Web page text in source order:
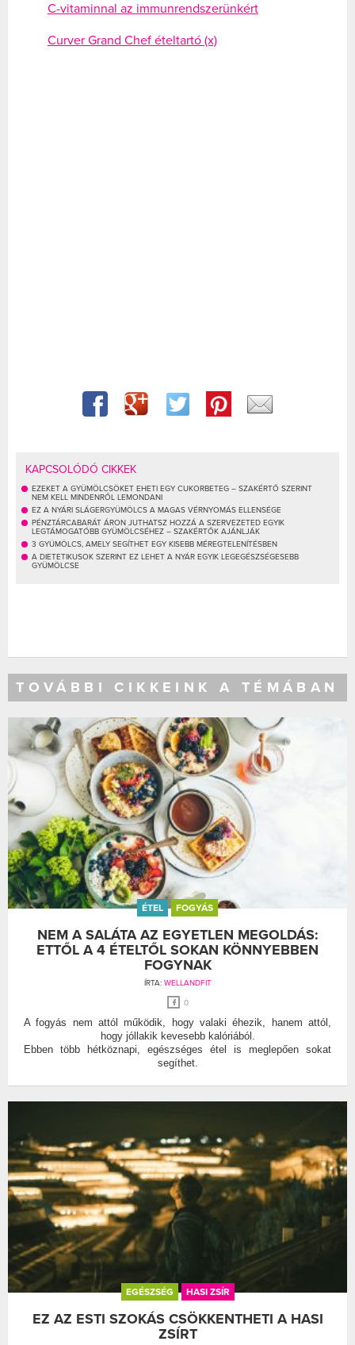
C-vitaminnal az immunrendszerünkért
Curver Grand Chef ételtartó (x)
KAPCSOLÓDÓ CIKKEK
EZEKET A GYÜMÖLCSÖKET EHETI EGY CUKORBETEG – SZAKÉRTŐ SZERINT
NEM KELL MINDENRŐL LEMONDANI
EZ A NYÁRI SLÁGERGYÜMÖLCS A MAGAS VÉRNYOMÁS ELLENSÉGE
PÉNZTÁRCABARÁT ÁRON JUTHATSZ HOZZÁ A SZERVEZETED EGYIK
LEGTÁMOGATÓBB GYÜMÖLCSÉHEZ – SZAKÉRTŐK AJÁNLJÁK
3 GYÜMÖLCS, AMELY SEGÍTHET EGY KISEBB MÉREGTELENÍTÉSBEN
A DIETETIKUSOK SZERINT EZ LEHET A NYÁR EGYIK LEGEGÉSZSÉGESEBB
GYÜMÖLCSE
TOVÁBBI CIKKEINK A TÉMÁBAN
ÉTEL FOGYÁS
NEM A SALÁTA AZ EGYETLEN MEGOLDÁS:
ETTŐL A 4 ÉTELTŐL SOKAN KÖNNYEBBEN
FOGYNAK
ÍRTA: WELLANDFIT
0
A fogyás nem attól működik, hogy valaki éhezik, hanem attól,
hogy jóllakik kevesebb kalóriából.
Ebben több hétköznapi, egészséges étel is meglepően sokat
segíthet.
EGÉSZSÉG HASI ZSÍR
EZ AZ ESTI SZOKÁS CSÖKKENTHETI A HASI
ZSÍRT